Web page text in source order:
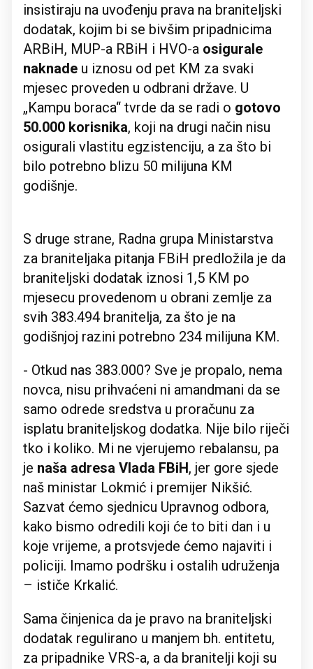
insistiraju na uvođenju prava na braniteljski
dodatak, kojim bi se bivšim pripadnicima
ARBiH, MUP-a RBiH i HVO-a osigurale
naknade u iznosu od pet KM za svaki
mjesec proveden u odbrani države. U
„Kampu boraca“ tvrde da se radi o gotovo
50.000 korisnika, koji na drugi način nisu
osigurali vlastitu egzistenciju, a za što bi
bilo potrebno blizu 50 milijuna KM
godišnje.
S druge strane, Radna grupa Ministarstva
za braniteljaka pitanja FBiH predložila je da
braniteljski dodatak iznosi 1,5 KM po
mjesecu provedenom u obrani zemlje za
svih 383.494 branitelja, za što je na
godišnjoj razini potrebno 234 milijuna KM.
- Otkud nas 383.000? Sve je propalo, nema
novca, nisu prihvaćeni ni amandmani da se
samo odrede sredstva u proračunu za
isplatu braniteljskog dodatka. Nije bilo riječi
tko i koliko. Mi ne vjerujemo rebalansu, pa
je naša adresa Vlada FBiH, jer gore sjede
naš ministar Lokmić i premijer Nikšić.
Sazvat ćemo sjednicu Upravnog odbora,
kako bismo odredili koji će to biti dan i u
koje vrijeme, a protsvjede ćemo najaviti i
policiji. Imamo podršku i ostalih udruženja
– ističe Krkalić.
Sama činjenica da je pravo na braniteljski
dodatak regulirano u manjem bh. entitetu,
za pripadnike VRS-a, a da branitelji koji su